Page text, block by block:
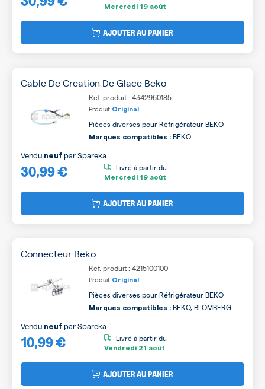
Mercredi 19 août
AJOUTER AU PANIER
Cable De Creation De Glace Beko
Ref. produit : 4342960185
Produit Original
Pièces diverses pour Réfrigérateur BEKO
Marques compatibles : BEKO
30,99 €
Vendu neuf parSpareka
Livré à partir du
Mercredi 19 août
AJOUTER AU PANIER
Connecteur Beko
Ref. produit : 4215100100
Produit Original
Pièces diverses pour Réfrigérateur BEKO
Marques compatibles : BEKO, BLOMBERG
10,99 €
Vendu neuf parSpareka
Livré à partir du
Vendredi 21 août
AJOUTER AU PANIER